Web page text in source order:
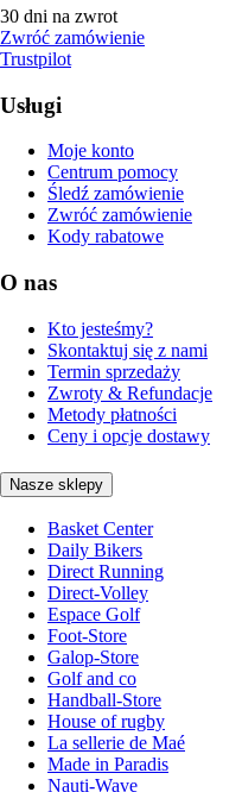
30 dni na zwrot
Zwróć zamówienie
Trustpilot
Usługi
Moje konto
Centrum pomocy
Śledź zamówienie
Zwróć zamówienie
Kody rabatowe
O nas
Kto jesteśmy?
Skontaktuj się z nami
Termin sprzedaży
Zwroty & Refundacje
Metody płatności
Ceny i opcje dostawy
Nasze sklepy
Basket Center
Daily Bikers
Direct Running
Direct-Volley
Espace Golf
Foot-Store
Galop-Store
Golf and co
Handball-Store
House of rugby
La sellerie de Maé
Made in Paradis
Nauti-Wave